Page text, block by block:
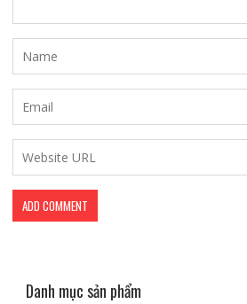
Danh mục sản phẩm